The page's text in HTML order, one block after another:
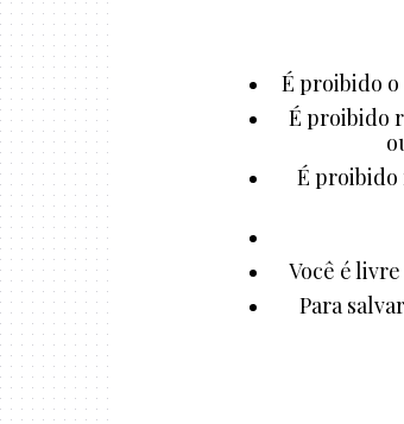
É proibido
É proibido
É proibido
Você é
Para